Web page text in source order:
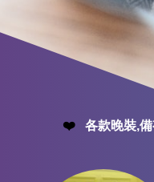
❤️ 各款晚裝,